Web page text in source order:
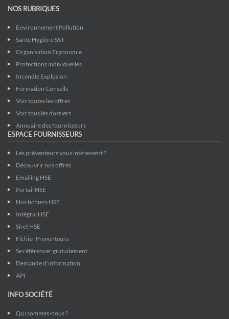
NOS RUBRIQUES
Environnement Pollution
Santé Hygiène SST
Organisation Ergonomie
Protections individuelles
Incendie Explosion
Formation Conseils
Voir toutes les offres
Voir tous les dossiers
Annuaire des fournisseurs
ESPACE FOURNISSEURS
Les préventeurs vous intéressent ?
Découvrir nos offres
Emailing HSE
Portail HSE
Nos fichiers HSE
Intégral HSE
Siret HSE
Fichier Preventeurs
Se référencer gratuitement
Demande d'information
API
INFO SOCIÉTÉ
Qui sommes-nous ?